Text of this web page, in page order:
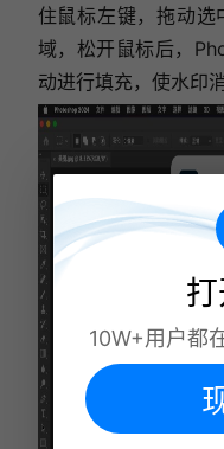
住鼠标左键，拖动选
域，松开鼠标后，
动进行填充，使水印消
10W+用户都